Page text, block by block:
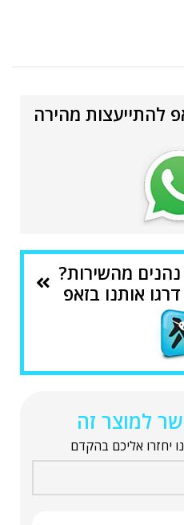
להתייעצות מהירה
נהנים מהשירות?
דרגו אותנו בזאפ
למוצר זה
יחזרו אליכם בהקדם